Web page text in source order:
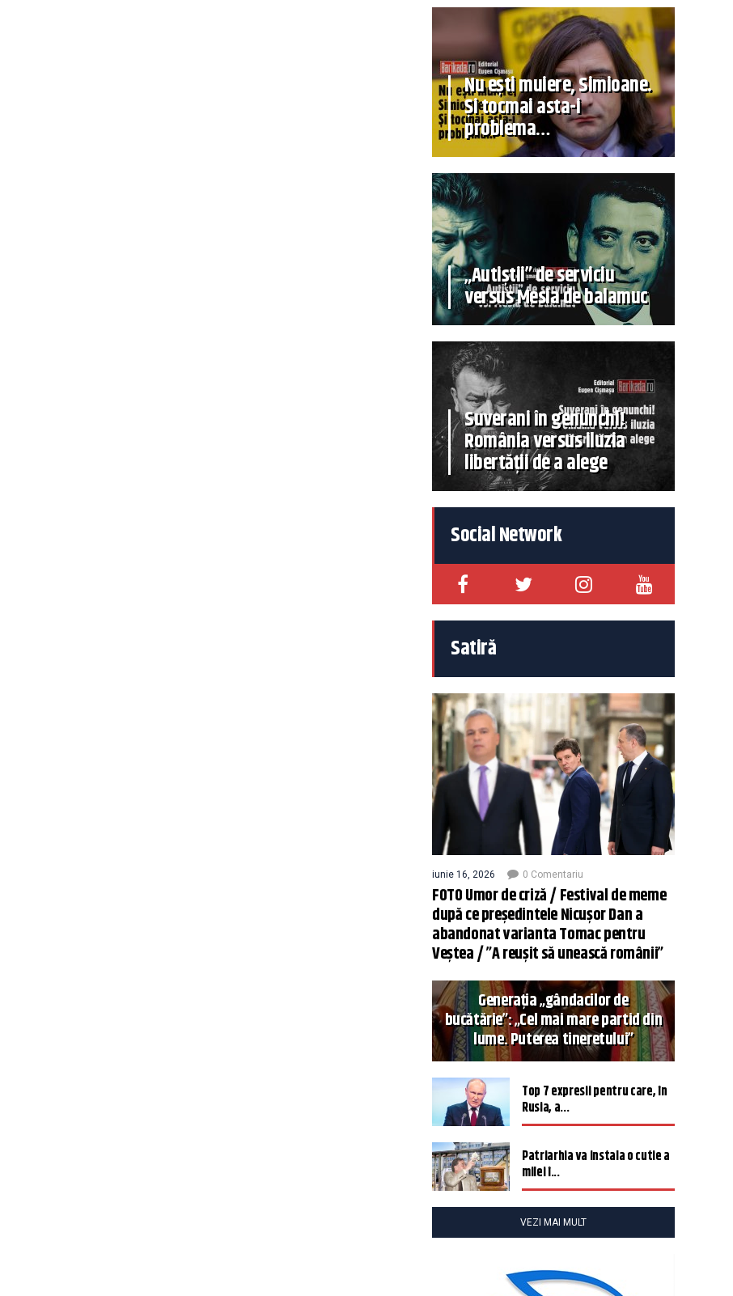
Nu ești muiere, Simioane.
Și tocmai asta-i
problema…
„Autiștii” de serviciu
versus Mesia de balamuc
Suverani în genunchi!
România versus iluzia
libertății de a alege
Social Network
Satiră
iunie 16, 2026 0 Comentariu
FOTO Umor de criză / Festival de meme
după ce președintele Nicușor Dan a
abandonat varianta Tomac pentru
Veștea / ”A reușit să unească românii”
Generația „gândacilor de
bucătărie”: „Cel mai mare partid din
lume. Puterea tineretului”
Top 7 expresii pentru care, în
Rusia, a...
Patriarhia va instala o cutie a
milei î...
VEZI MAI MULT